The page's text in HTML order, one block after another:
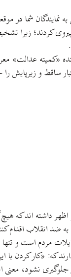
نمایندگان شما در
کردند؛ زیرا
«کمیته عدالت»
ساقط و زیرپایش
داشته اند که
ضد انقلاب اقدام
مردم است و
که: «کار کردن با
جلوگیری نشود،